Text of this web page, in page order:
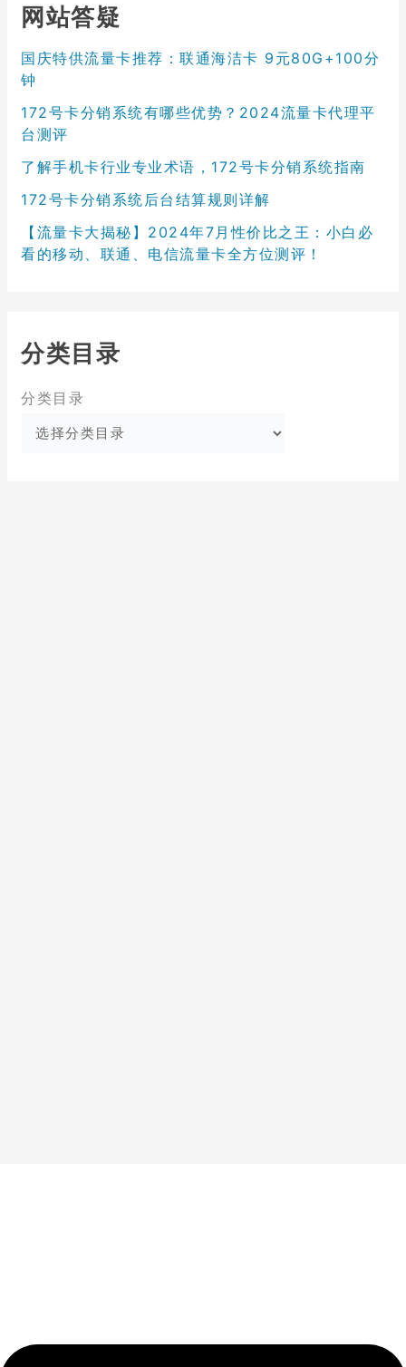
网站答疑
国庆特供流量卡推荐：联通海洁卡 9元80G+100分
钟
172号卡分销系统有哪些优势？2024流量卡代理平
台测评
了解手机卡行业专业术语，172号卡分销系统指南
172号卡分销系统后台结算规则详解
【流量卡大揭秘】2024年7月性价比之王：小白必
看的移动、联通、电信流量卡全方位测评！
分类目录
分类目录